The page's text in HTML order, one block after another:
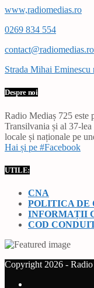
www,radiomedias.ro
0269 834 554
contact@radiomedias.ro
Strada Mihai Eminescu
Despre noi
Radio Mediaș 725 este
Transilvania și al 37-
locale și naționale pe
Hai și pe #Facebook
UTILE:
CNA
POLITICA DE
INFORMAȚII
COD
Copyright 2026 -